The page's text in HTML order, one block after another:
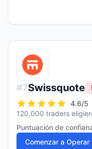
#7Swissquote
4.6/5
120,000 traders
Puntuación de
Comenzar a Operar